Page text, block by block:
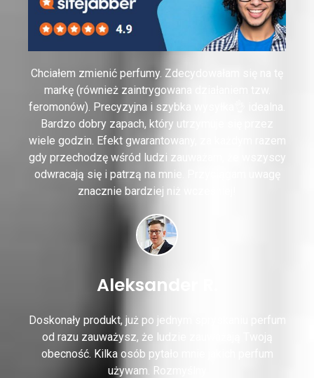
Chciałem zmienić perfumy. Zdecydowałam się na tę
markę (również zaintrygowana działaniem tzw.
feromonów). Precyzyjna i szybka wysyłka👌 idealna.
Bardzo dobry zapach, który utrzymuje się przez
wiele godzin. Efekt gwarantowany, za każdym razem
gdy przechodzę wśród ludzi zauważam, że wszyscy
odwracają się i patrzą na mnie. Przyciągam uwagę
znacznie bardziej niż wcześniej!
Aleksander R.
Doskonały produkt, już po jednym spryskaniu perfum
od razu zauważysz, że ludzie zauważają Twoją
obecność. Kilka osób pytało mnie jakich perfum
używam. Rozmyślny